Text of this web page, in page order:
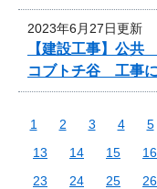
2023年6月27日更新
【建設工事】公共
コブトチ谷 工事
1 2 3 4 5
13
14 15 16
23
24 25 26